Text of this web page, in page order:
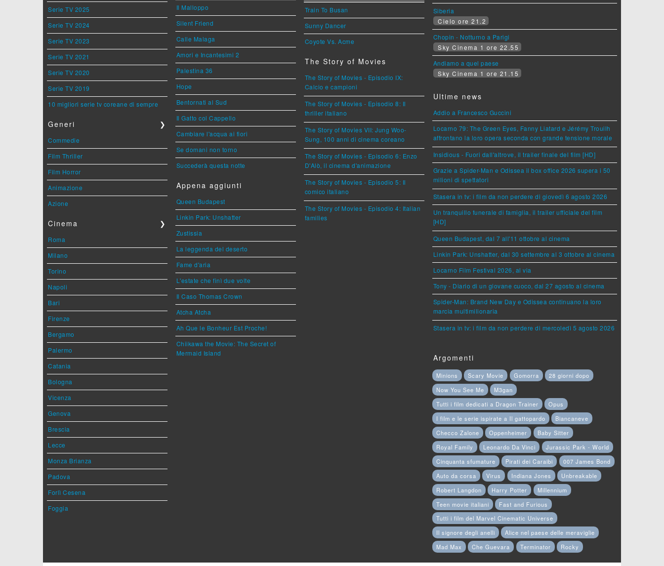
Serie TV 2025
Serie TV 2024
Serie TV 2023
Serie TV 2021
Serie TV 2020
Serie TV 2019
10 migliori serie tv coreane di sempre
Generi ❯
Commedie
Film Thriller
Film Horror
Animazione
Azione
Cinema ❯
Roma
Milano
Torino
Napoli
Bari
Firenze
Bergamo
Palermo
Catania
Bologna
Vicenza
Genova
Brescia
Lecce
Monza Brianza
Padova
Forlì Cesena
Foggia
Il Malloppo
Silent Friend
Calle Malaga
Amori e Incantesimi 2
Palestina 36
Hope
Bentornati al Sud
Il Gatto col Cappello
Cambiare l'acqua ai fiori
Se domani non torno
Succederà questa notte
Appena aggiunti
Queen Budapest
Linkin Park: Unshatter
Zustissia
La leggenda del deserto
Fame d'aria
L'estate che finì due volte
Il Caso Thomas Crown
Atcha Atcha
Ah Que le Bonheur Est Proche!
Chiikawa the Movie: The Secret of
Mermaid Island
Train To Busan
Sunny Dancer
Coyote Vs. Acme
The Story of Movies
The Story of Movies - Episodio IX:
Calcio e campioni
The Story of Movies - Episodio 8: Il
thriller italiano
The Story of Movies VII: Jung Woo-
Sung, 100 anni di cinema coreano
The Story of Movies - Episodio 6: Enzo
D'Alò, il cinema d'animazione
The Story of Movies - Episodio 5: Il
comico italiano
The Story of Movies - Episodio 4: Italian
families
Siberia
Cielo ore 21.2
Chopin - Notturno a Parigi
Sky Cinema 1 ore 22.55
Andiamo a quel paese
Sky Cinema 1 ore 21.15
Ultime news
Addio a Francesco Guccini
Locarno 79: The Green Eyes, Fanny Liatard e Jérémy Trouilh
affrontano la loro opera seconda con grande tensione morale
Insidious - Fuori dall'altrove, il trailer finale del film [HD]
Grazie a Spider-Man e Odissea il box office 2026 supera i 50
milioni di spettatori
Stasera in tv: i film da non perdere di giovedì 6 agosto 2026
Un tranquillo funerale di famiglia, il trailer ufficiale del film
[HD]
Queen Budapest, dal 7 all'11 ottobre al cinema
Linkin Park: Unshatter, dal 30 settembre al 3 ottobre al cinema
Locarno Film Festival 2026, al via
Tony - Diario di un giovane cuoco, dal 27 agosto al cinema
Spider-Man: Brand New Day e Odissea continuano la loro
marcia multimilionaria
Stasera in tv: i film da non perdere di mercoledì 5 agosto 2026
Argomenti
Minions Scary Movie Gomorra
28 giorni dopo
Now You See Me
M3gan
Tutti i film dedicati a Dragon Trainer
Opus
I film e le serie ispirate a Il gattopardo
Biancaneve
Checco Zalone
Oppenheimer
Baby Sitter
Royal Family
Leonardo Da Vinci
Jurassic Park - World
Cinquanta sfumature
Pirati dei Caraibi
007 James Bond
Auto da corsa
Virus Indiana Jones
Unbreakable
Robert Langdon
Harry Potter
Millennium
Teen movie italiani
Fast and Furious
Tutti i film del Marvel Cinematic Universe
Il signore degli anelli
Alice nel paese delle meraviglie
Mad Max
Che Guevara Terminator Rocky